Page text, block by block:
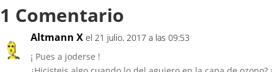
1 Comentario
Altmann X el 21 julio, 2017 a las 09:53
¡ Pues a joderse !